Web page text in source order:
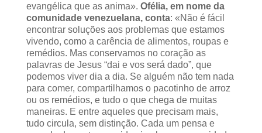
evangélica que as anima». Ofélia, em nome da
comunidade venezuelana, conta: «Não é fácil
encontrar soluções aos problemas que estamos
vivendo, como a carência de alimentos, roupas e
remédios. Mas conservamos no coração as
palavras de Jesus “dai e vos será dado”, que
podemos viver dia a dia. Se alguém não tem nada
para comer, compartilhamos o pacotinho de arroz
ou os remédios, e tudo o que chega de muitas
maneiras. E entre aqueles que precisam mais,
tudo circula, sem distinção. Cada um pensa e